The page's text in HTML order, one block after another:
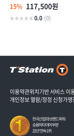
15% 117,500원
0.0 (0)
이용약관위치기반 서비스 이
개인정보 열람/정정 신청가맹